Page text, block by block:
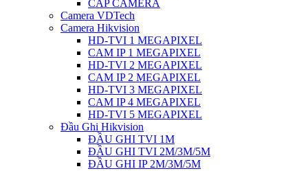
CÁP CAMERA
Camera VDTech
Camera Hikvision
HD-TVI 1 MEGAPIXEL
CAM IP 1 MEGAPIXEL
HD-TVI 2 MEGAPIXEL
CAM IP 2 MEGAPIXEL
HD-TVI 3 MEGAPIXEL
CAM IP 4 MEGAPIXEL
HD-TVI 5 MEGAPIXEL
Đầu Ghi Hikvision
ĐẦU GHI TVI 1M
ĐẦU GHI TVI 2M/3M/5M
ĐẦU GHI IP 2M/3M/5M